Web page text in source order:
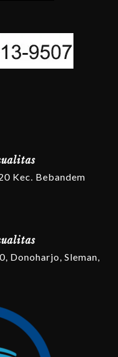
Kec. Bebandem
Donoharjo, Sleman,